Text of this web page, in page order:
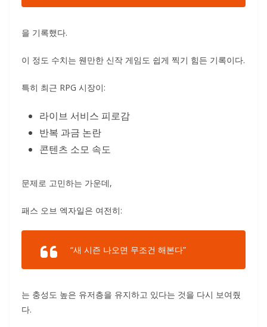
을 기록했다.
이 정도 수치는 웬만한 신작 게임도 쉽게 찍기 힘든 기록이다.
특히 최근 RPG 시장이:
라이브 서비스 피로감
반복 과금 논란
콘텐츠 소모 속도
문제로 고민하는 가운데,
패스 오브 엑자일은 여전히:
“새 시즌 나오면 무조건 해본다”
는 충성도 높은 유저층을 유지하고 있다는 것을 다시 보여줬
다.